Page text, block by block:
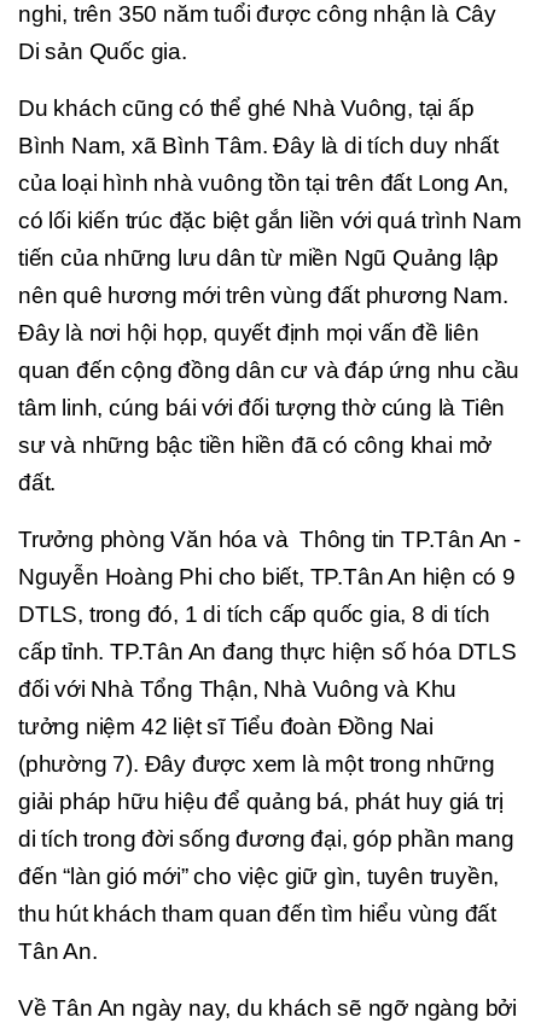
nghi, trên 350 năm tuổi được công nhận là Cây
Di sản Quốc gia.
Du khách cũng có thể ghé Nhà Vuông, tại ấp
Bình Nam, xã Bình Tâm. Đây là di tích duy nhất
của loại hình nhà vuông tồn tại trên đất Long An,
có lối kiến trúc đặc biệt gắn liền với quá trình Nam
tiến của những lưu dân từ miền Ngũ Quảng lập
nên quê hương mới trên vùng đất phương Nam.
Đây là nơi hội họp, quyết định mọi vấn đề liên
quan đến cộng đồng dân cư và đáp ứng nhu cầu
tâm linh, cúng bái với đối tượng thờ cúng là Tiên
sư và những bậc tiền hiền đã có công khai mở
đất.
Trưởng phòng Văn hóa và Thông tin TP.Tân An -
Nguyễn Hoàng Phi cho biết, TP.Tân An hiện có 9
DTLS, trong đó, 1 di tích cấp quốc gia, 8 di tích
cấp tỉnh. TP.Tân An đang thực hiện số hóa DTLS
đối với Nhà Tổng Thận, Nhà Vuông và Khu
tưởng niệm 42 liệt sĩ Tiểu đoàn Đồng Nai
(phường 7). Đây được xem là một trong những
giải pháp hữu hiệu để quảng bá, phát huy giá trị
di tích trong đời sống đương đại, góp phần mang
đến “làn gió mới” cho việc giữ gìn, tuyên truyền,
thu hút khách tham quan đến tìm hiểu vùng đất
Tân An.
Về Tân An ngày nay, du khách sẽ ngỡ ngàng bởi